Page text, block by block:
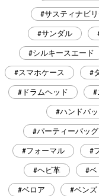
#サスティナビ
#サンダル
#シルキースエード
#スマホケース #
#ドラムヘッド #
#ハンドバ
#パーティーバッグ
#フォーマル #
#ヘビ革 #ベ
#ベロア #ベンズ